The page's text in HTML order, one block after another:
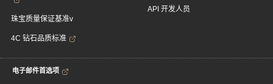
珠宝质量保证基准v
4C 钻石品质标准
API 开发人员
电子邮件首选项